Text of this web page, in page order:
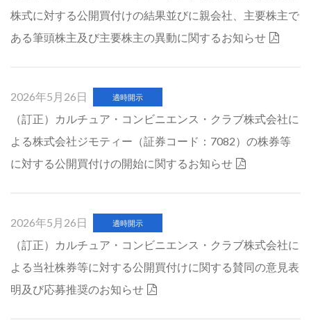
株式に対する公開買付けの結果並びに親会社、主要株主で
ある筆頭株主及び主要株主の異動に関するお知らせ
2026年5月26日 適時開示
（訂正）カルチュア・コンビニエンス・クラブ株式会社に
よる株式会社ジモティー（証券コード：7082）の株券等
に対する公開買付けの開始に関するお知らせ
2026年5月26日 適時開示
（訂正）カルチュア・コンビニエンス・クラブ株式会社に
よる当社株券等に対する公開買付けに関する賛同の意見表
明及び応募推奨のお知らせ